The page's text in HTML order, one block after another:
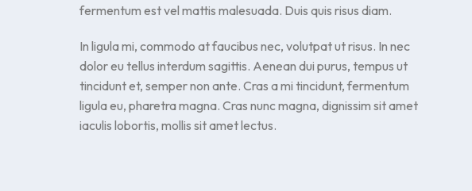
fermentum est vel mattis malesuada. Duis quis risus diam.
In ligula mi, commodo at faucibus nec, volutpat ut risus. In nec
dolor eu tellus interdum sagittis. Aenean dui purus, tempus ut
tincidunt et, semper non ante. Cras a mi tincidunt, fermentum
ligula eu, pharetra magna. Cras nunc magna, dignissim sit amet
iaculis lobortis, mollis sit amet lectus.